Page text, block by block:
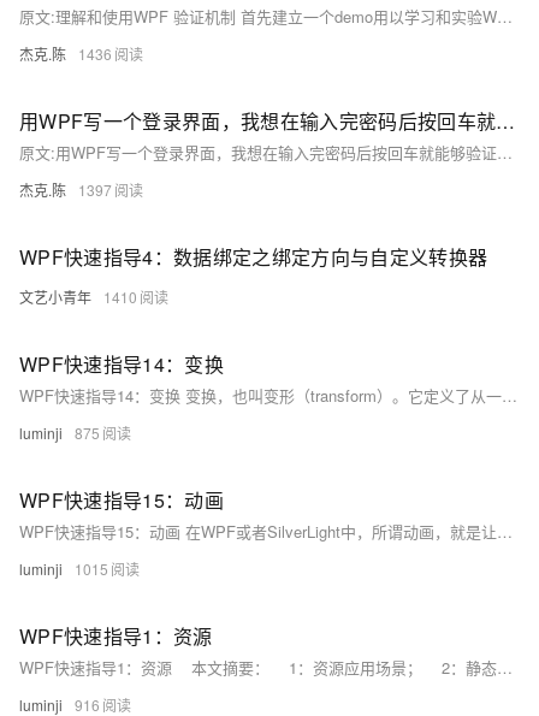
原文:理解和使用WPF 验证机制 首先建立一个demo用以学习和实验WPF Data Validation机制。
杰克.陈 1436
用WPF写一个登录界面，我想在输入完密码后按回车就能够验证登陆，而不需要用鼠标单击登陆按钮
原文:用WPF写一个登录界面，我想在输入完密码后按回车就能够验证登陆，而不需要用鼠标单击登陆按钮 在wpf中,将按钮的IsDefault设置为true ​​​​
杰克.陈 1397
WPF快速指导4：数据绑定之绑定方向与自定义转换器
文艺小青年 1410
WPF快速指导14：变换
WPF快速指导14：变换 变换，也叫变形（transform）。它定义了从一个坐标空间到另一个坐标空间的映射。变换通过矩阵来描述。变换包括旋转、伸缩、倾斜、调动，这些行为都是矩阵变换。用户还可以实现自己的矩阵。
luminji 875
WPF快速指导15：动画
WPF快速指导15：动画 在WPF或者SilverLight中，所谓动画，就是让一个对象的属性，随着时间而发生变化。动画由时间线（timeline）控制。时间线在C#中的原型为： public abstract class Timeline : Animatable {//省略 } 它是一个抽象类。
luminji 1015
WPF快速指导1：资源
WPF快速指导1：资源 本文摘要： 1：资源应用场景； 2：静态资源和动态资源； 3：Application.Current.Resources和Application.Current.Resources.MergedDictionaries 4：路径 一：资源的应用场景场景1：格式化界面显示元素 所谓格式化界面显示元素，就是使用统一的风格来定义软件的每个界面。
luminji 916